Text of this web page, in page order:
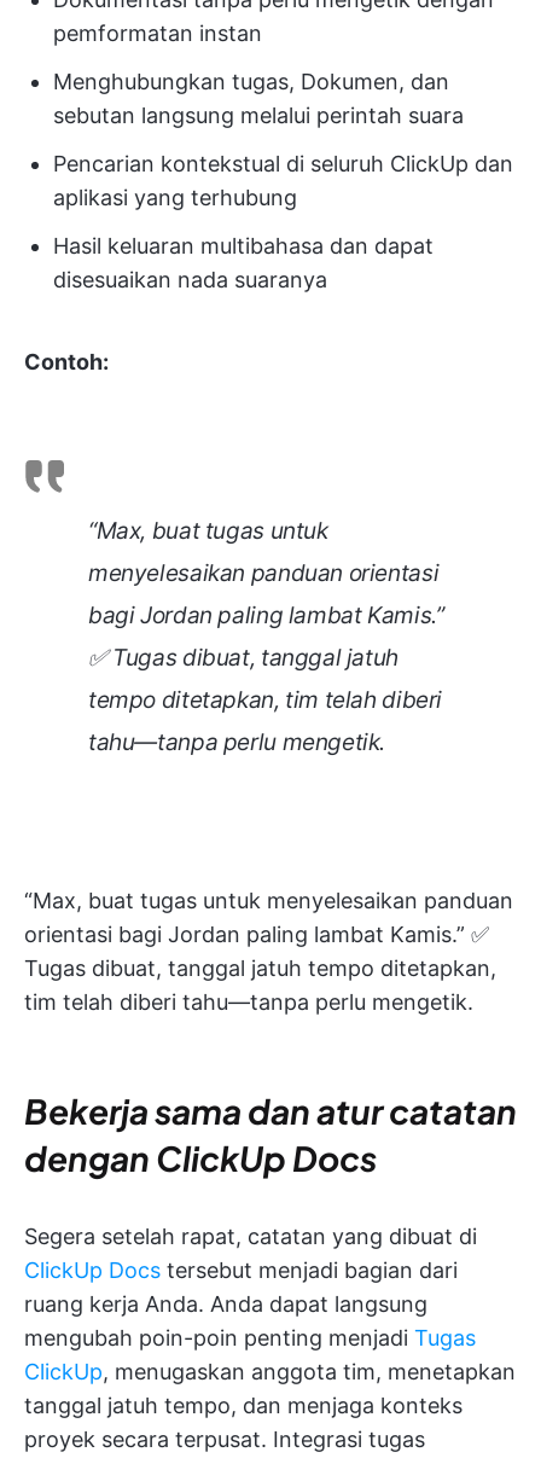
pemformatan instan
Menghubungkan tugas, Dokumen, dan
sebutan langsung melalui perintah suara
Pencarian kontekstual di seluruh ClickUp dan
aplikasi yang terhubung
Hasil keluaran multibahasa dan dapat
disesuaikan nada suaranya
Contoh:
“Max, buat tugas untuk
menyelesaikan panduan orientasi
bagi Jordan paling lambat Kamis.”
✅ Tugas dibuat, tanggal jatuh
tempo ditetapkan, tim telah diberi
tahu—tanpa perlu mengetik.
“Max, buat tugas untuk menyelesaikan panduan
orientasi bagi Jordan paling lambat Kamis.” ✅
Tugas dibuat, tanggal jatuh tempo ditetapkan,
tim telah diberi tahu—tanpa perlu mengetik.
Bekerja sama dan atur catatan
dengan ClickUp Docs
Segera setelah rapat, catatan yang dibuat di
ClickUp Docs tersebut menjadi bagian dari
ruang kerja Anda. Anda dapat langsung
mengubah poin-poin penting menjadi Tugas
ClickUp, menugaskan anggota tim, menetapkan
tanggal jatuh tempo, dan menjaga konteks
proyek secara terpusat. Integrasi tugas